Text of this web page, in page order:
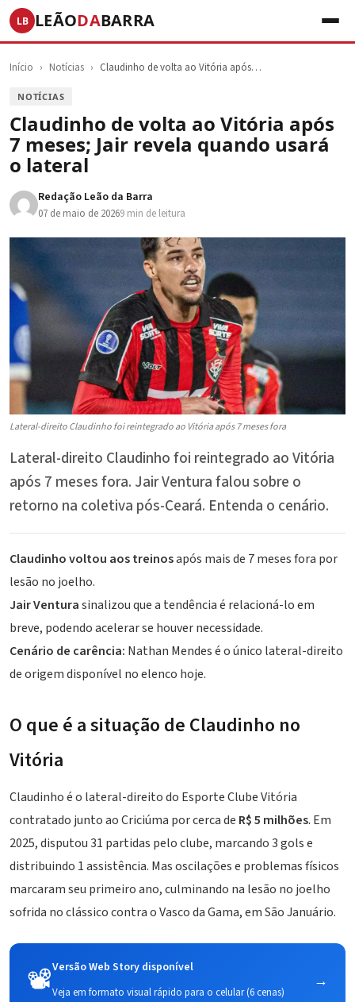
LB LEÃODABARRA
Início › Notícias › Claudinho de volta ao Vitória após…
NOTÍCIAS
Claudinho de volta ao Vitória após
7 meses; Jair revela quando usará
o lateral
Redação Leão da Barra
07 de maio de 20269 min de leitura
Lateral-direito Claudinho foi reintegrado ao Vitória após 7 meses fora
Lateral-direito Claudinho foi reintegrado ao Vitória
após 7 meses fora. Jair Ventura falou sobre o
retorno na coletiva pós-Ceará. Entenda o cenário.
Claudinho voltou aos treinosapós mais de 7 meses fora por
lesão no joelho.
Jair Venturasinalizou que a tendência é relacioná-lo em
breve, podendo acelerar se houver necessidade.
Cenário de carência: Nathan Mendesé o único lateral-direito
de origem disponível no elenco hoje.
O que é a situação de Claudinho no
Vitória
Claudinho é o lateral-direito do Esporte Clube Vitória
contratado junto ao Criciúma por cerca de R$ 5 milhões. Em
2025, disputou 31 partidas pelo clube, marcando 3 gols e
distribuindo 1 assistência. Mas oscilações e problemas físicos
marcaram seu primeiro ano, culminando na lesão no joelho
sofrida no clássico contra o Vasco da Gama, em São Januário.
📽️Versão Web Story disponível
Veja em formato visual rápido para o celular (6 cenas)
→